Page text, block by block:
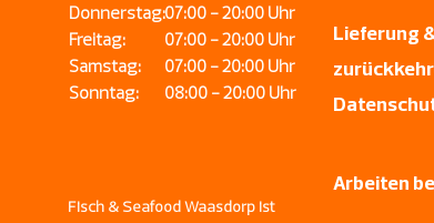
Donnerstag:
Freitag:
Samstag:
Sonntag:
07:00 - 20:00 Uhr
07:00 - 20:00 Uhr
07:00 - 20:00 Uhr
08:00 - 20:00 Uhr
Lieferung
Fisch & Seafood Waasdorp ist
Arbeiten